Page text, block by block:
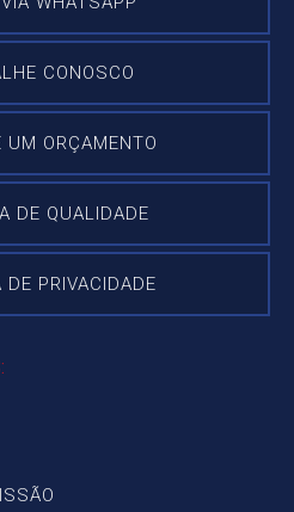
CONOSCO
UM ORÇAMENTO
DE QUALIDADE
DE PRIVACIDADE